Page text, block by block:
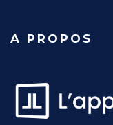
A PROPOS